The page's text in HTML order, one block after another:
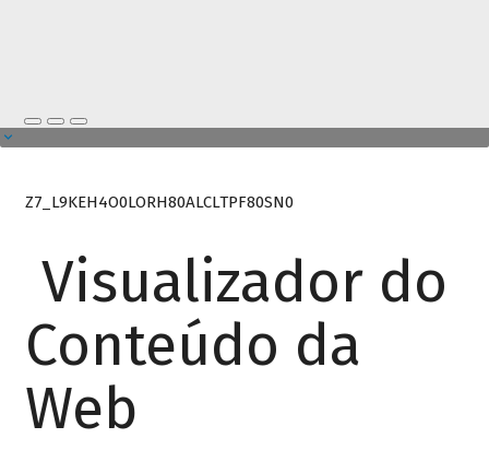
Z7_L9KEH4O0LORH80ALCLTPF80SN0
Visualizador do
Conteúdo da
Web